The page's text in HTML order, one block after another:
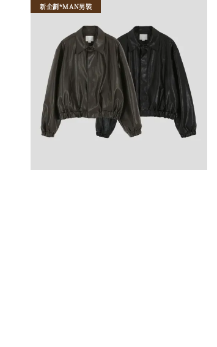
新企劃*MAN男裝